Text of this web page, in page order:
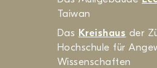
Taiwan
Das Kreishaus der
Hochschule für
Wissenschaften